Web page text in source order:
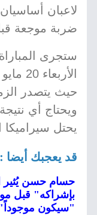
لاعبان
ضربة موجعة
ستجرى
ويحتاج أي نتيجة
يحتل سيراميكا
قد يعجبك أيضا :
حسام حسن يُثير
بإشراكه" قبل
"سيكون